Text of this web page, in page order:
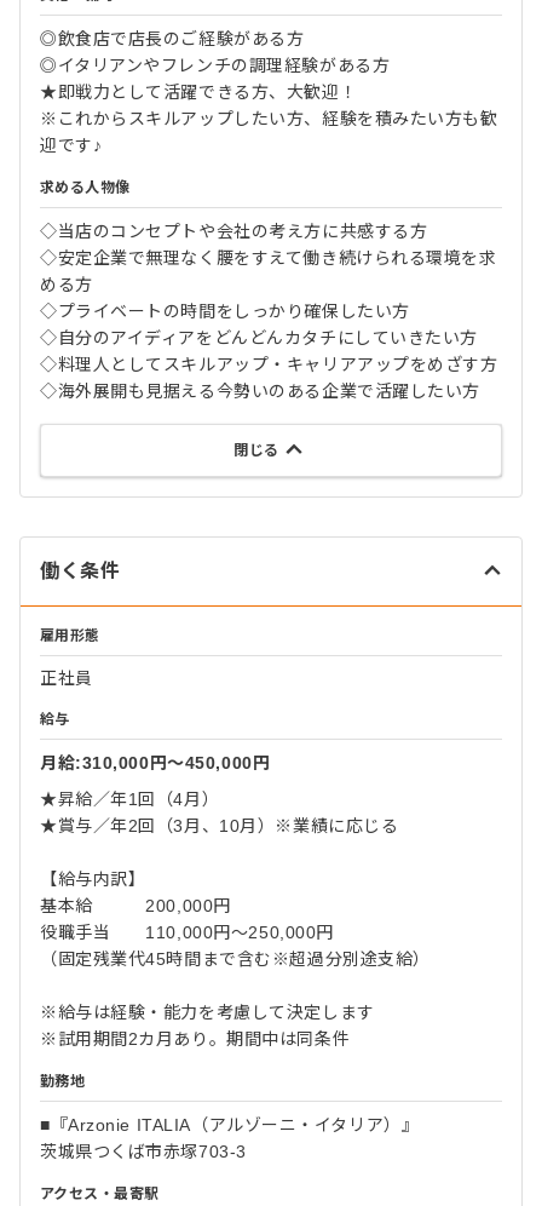
◎飲食店で店長のご経験がある方
◎イタリアンやフレンチの調理経験がある方
★即戦力として活躍できる方、大歓迎！
※これからスキルアップしたい方、経験を積みたい方も歓
迎です♪
求める人物像
◇当店のコンセプトや会社の考え方に共感する方
◇安定企業で無理なく腰をすえて働き続けられる環境を求
める方
◇プライベートの時間をしっかり確保したい方
◇自分のアイディアをどんどんカタチにしていきたい方
◇料理人としてスキルアップ・キャリアアップをめざす方
◇海外展開も見据える今勢いのある企業で活躍したい方
閉じる
働く条件
雇用形態
正社員
給与
月給:310,000円〜450,000円
★昇給／年1回（4月）
★賞与／年2回（3月、10月）※業績に応じる
【給与内訳】
基本給 200,000円
役職手当 110,000円〜250,000円
（固定残業代45時間まで含む※超過分別途支給）
※給与は経験・能力を考慮して決定します
※試用期間2カ月あり。期間中は同条件
勤務地
■『Arzonie ITALIA（アルゾーニ・イタリア）』
茨城県つくば市赤塚703-3
アクセス・最寄駅